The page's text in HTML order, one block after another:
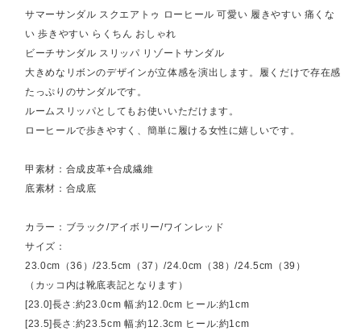
サマーサンダル スクエアトゥ ローヒール 可愛い 履きやすい 痛くな
い 歩きやすい らくちん おしゃれ
ビーチサンダル スリッパ リゾートサンダル
大きめなリボンのデザインが立体感を演出します。履くだけで存在感
たっぷりのサンダルです。
ルームスリッパとしてもお使いいただけます。
ローヒールで歩きやすく、簡単に履ける女性に嬉しいです。
甲素材：合成皮革+合成繊維
底素材：合成底
カラー：ブラック/アイボリー/ワインレッド
サイズ：
23.0cm（36）/23.5cm（37）/24.0cm（38）/24.5cm（39）
（カッコ内は靴底表記となります）
[23.0]長さ:約23.0cm 幅:約12.0cm ヒール:約1cm
[23.5]長さ:約23.5cm 幅:約12.3cm ヒール:約1cm